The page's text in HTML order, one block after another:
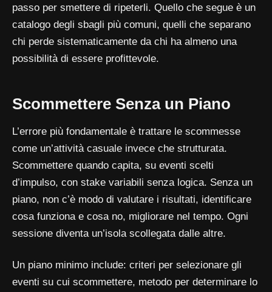
passo per smettere di ripeterli. Quello che segue è un
catalogo degli sbagli più comuni, quelli che separano
chi perde sistematicamente da chi ha almeno una
possibilità di essere profittevole.
Scommettere Senza un Piano
L’errore più fondamentale è trattare le scommesse
come un’attività casuale invece che strutturata.
Scommettere quando capita, su eventi scelti
d’impulso, con stake variabili senza logica. Senza un
piano, non c’è modo di valutare i risultati, identificare
cosa funziona e cosa no, migliorare nel tempo. Ogni
sessione diventa un’isola scollegata dalle altre.
Un piano minimo include: criteri per selezionare gli
eventi su cui scommettere, metodo per determinare lo